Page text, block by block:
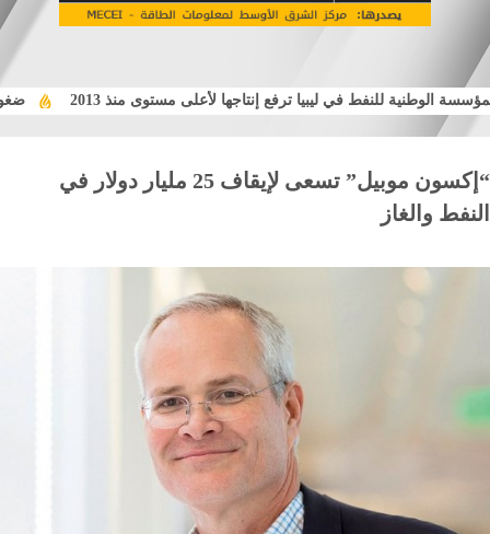
ضغوط الوطنية للنفط في ليبيا ترفع إنتاجها لأعلى مستوى منذ 2013
“إكسون موبيل” تسعى لإيقاف 25 مليار دولار في
النفط والغاز